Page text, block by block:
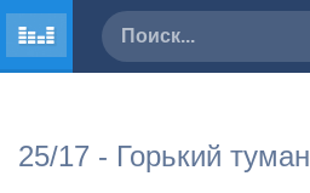
25/17 - Горький туман